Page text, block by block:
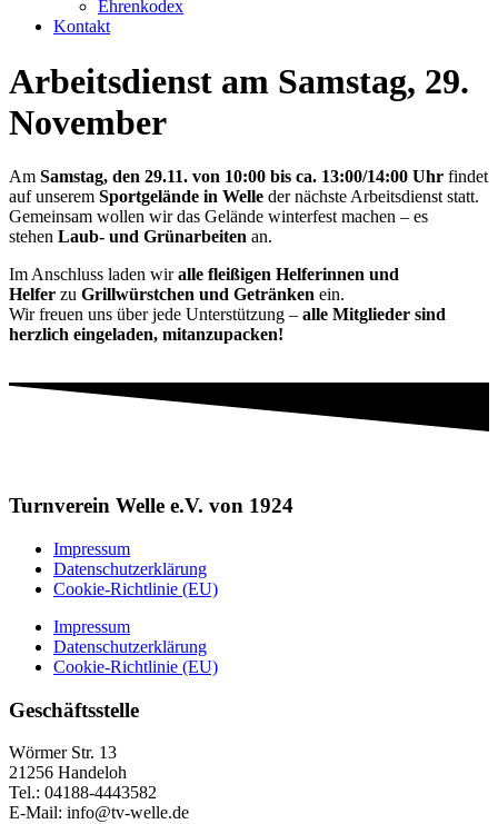
Ehrenkodex
Kontakt
Arbeitsdienst am Samstag, 29.
November
Am Samstag, den 29.11. von 10:00 bis ca. 13:00/14:00 Uhr findet
auf unserem Sportgelände in Welle der nächste Arbeitsdienst statt.
Gemeinsam wollen wir das Gelände winterfest machen – es
stehen Laub- und Grünarbeiten an.
Im Anschluss laden wiralle fleißigen Helferinnen und
Helfer zu Grillwürstchen und Getränken ein.
Wir freuen uns über jede Unterstützung – alle Mitglieder sind
herzlich eingeladen, mitanzupacken!
Turnverein Welle e.V. von 1924
Impressum
Datenschutzerklärung
Cookie-Richtlinie (EU)
Impressum
Datenschutzerklärung
Cookie-Richtlinie (EU)
Geschäftsstelle
Wörmer Str. 13
21256 Handeloh
Tel.: 04188-4443582
E-Mail: info@tv-welle.de